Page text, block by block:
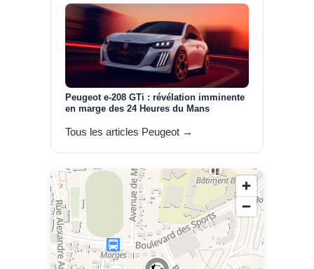
Peugeot e-208 GTi : révélation imminente
en marge des 24 Heures du Mans
Tous les articles Peugeot →